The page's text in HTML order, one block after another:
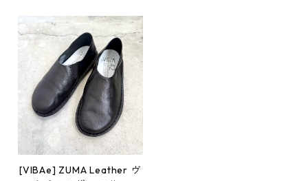
[VIBAe] ZUMA Leather ヴ